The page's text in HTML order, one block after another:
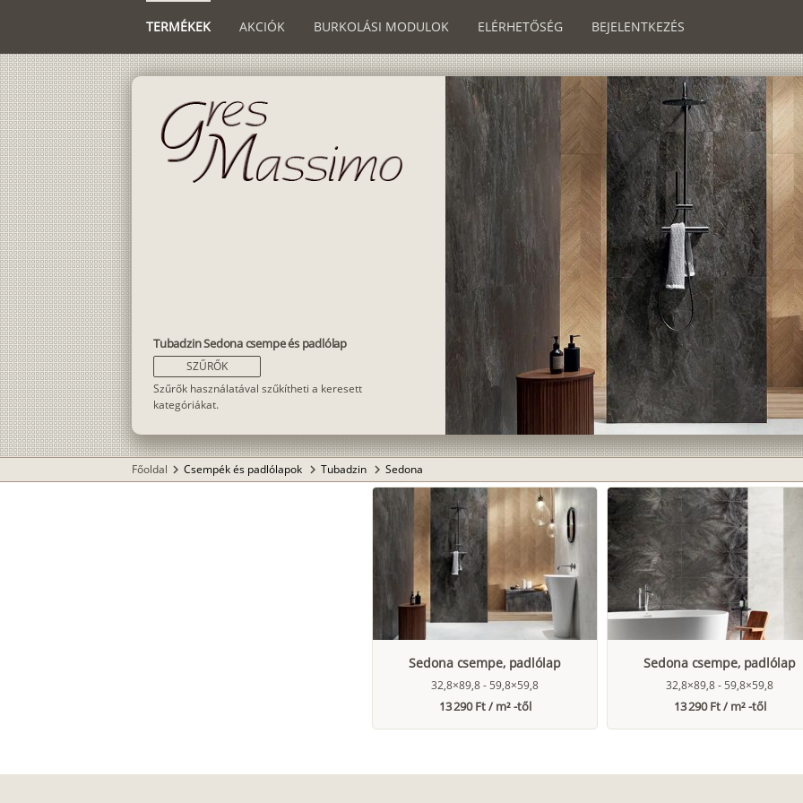
TERMÉKEK AKCIÓK BURKOLÁSI MODULOK ELÉRHETŐSÉG BEJELENTKEZÉS
Tubadzin Sedona csempe és padlólap
SZŰRŐK
Szűrők használatával szűkítheti a keresett
kategóriákat.
Főoldal chevron_right Csempék és padlólapok chevron_right Tubadzin chevron_right Sedona
Sedona csempe, padlólap
32,8×89,8 - 59,8×59,8
13 290 Ft / m² -től
Sedona csempe, padlólap
32,8×89,8 - 59,8×59,8
13 290 Ft / m² -től